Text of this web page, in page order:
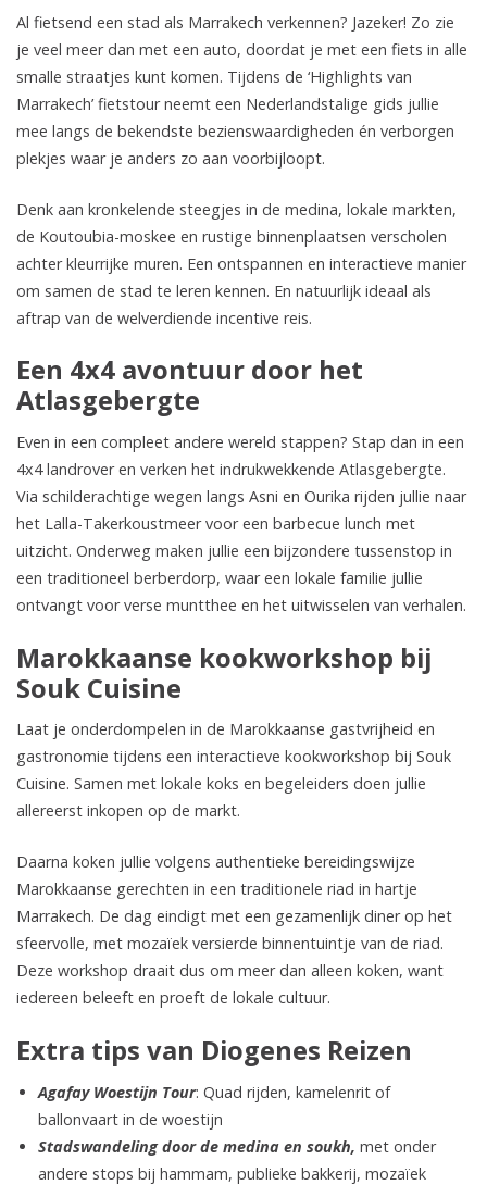
Al fietsend een stad als Marrakech verkennen? Jazeker! Zo zie
je veel meer dan met een auto, doordat je met een fiets in alle
smalle straatjes kunt komen. Tijdens de ‘Highlights van
Marrakech’ fietstour neemt een Nederlandstalige gids jullie
mee langs de bekendste bezienswaardigheden én verborgen
plekjes waar je anders zo aan voorbijloopt.
Denk aan kronkelende steegjes in de medina, lokale markten,
de Koutoubia-moskee en rustige binnenplaatsen verscholen
achter kleurrijke muren. Een ontspannen en interactieve manier
om samen de stad te leren kennen. En natuurlijk ideaal als
aftrap van de welverdiende incentive reis.
Een 4x4 avontuur door het
Atlasgebergte
Even in een compleet andere wereld stappen? Stap dan in een
4x4 landrover en verken het indrukwekkende Atlasgebergte.
Via schilderachtige wegen langs Asni en Ourika rijden jullie naar
het Lalla-Takerkoustmeer voor een barbecue lunch met
uitzicht. Onderweg maken jullie een bijzondere tussenstop in
een traditioneel berberdorp, waar een lokale familie jullie
ontvangt voor verse muntthee en het uitwisselen van verhalen.
Marokkaanse kookworkshop bij
Souk Cuisine
Laat je onderdompelen in de Marokkaanse gastvrijheid en
gastronomie tijdens een interactieve kookworkshop bij Souk
Cuisine. Samen met lokale koks en begeleiders doen jullie
allereerst inkopen op de markt.
Daarna koken jullie volgens authentieke bereidingswijze
Marokkaanse gerechten in een traditionele riad in hartje
Marrakech. De dag eindigt met een gezamenlijk diner op het
sfeervolle, met mozaïek versierde binnentuintje van de riad.
Deze workshop draait dus om meer dan alleen koken, want
iedereen beleeft en proeft de lokale cultuur.
Extra tips van Diogenes Reizen
Agafay Woestijn Tour: Quad rijden, kamelenrit of
ballonvaart in de woestijn
Stadswandeling door de medina en soukh, met onder
andere stops bij hammam, publieke bakkerij, mozaïek